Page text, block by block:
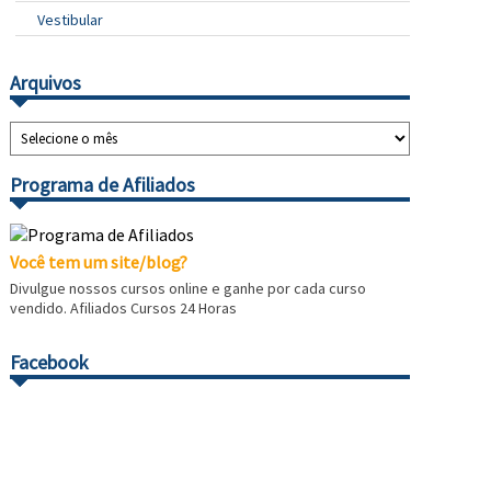
Vestibular
Arquivos
Programa de Afiliados
Você tem um site/blog?
Divulgue nossos cursos online e ganhe por cada curso
vendido. Afiliados Cursos 24 Horas
Facebook